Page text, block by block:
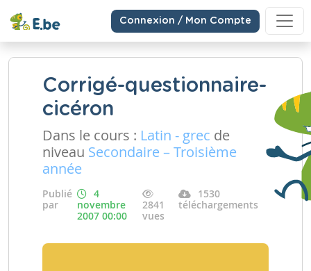
Connexion / Mon Compte
Corrigé-questionnaire-
cicéron
Dans le cours : Latin - grec de
niveau Secondaire – Troisième
année
Publié
par
4
novembre
2007 00:00
2841
vues
1530
téléchargements